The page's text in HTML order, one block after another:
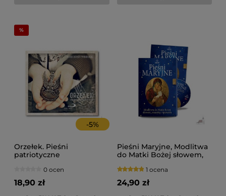
-5%
Orzełek. Pieśni
patriotyczne
0 ocen
18,90 zł
Pieśni Maryjne, Modlitwa
do Matki Bożej słowem,
audiobook1 ocena
24,90 zł